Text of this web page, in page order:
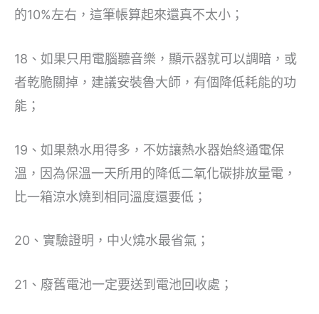
的10%左右，這筆帳算起來還真不太小；
18、如果只用電腦聽音樂，顯示器就可以調暗，或
者乾脆關掉，建議安裝魯大師，有個降低耗能的功
能；
19、如果熱水用得多，不妨讓熱水器始終通電保
溫，因為保溫一天所用的降低二氧化碳排放量電，
比一箱涼水燒到相同溫度還要低；
20、實驗證明，中火燒水最省氣；
21、廢舊電池一定要送到電池回收處；